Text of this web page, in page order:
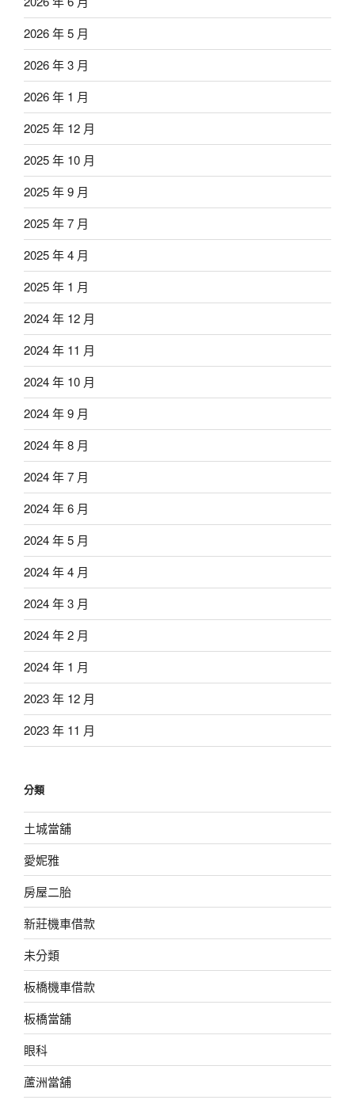
2026 年 5 月
2026 年 3 月
2026 年 1 月
2025 年 12 月
2025 年 10 月
2025 年 9 月
2025 年 7 月
2025 年 4 月
2025 年 1 月
2024 年 12 月
2024 年 11 月
2024 年 10 月
2024 年 9 月
2024 年 8 月
2024 年 7 月
2024 年 6 月
2024 年 5 月
2024 年 4 月
2024 年 3 月
2024 年 2 月
2024 年 1 月
2023 年 12 月
2023 年 11 月
分類
土城當舖
愛妮雅
房屋二胎
新莊機車借款
未分類
板橋機車借款
板橋當舖
眼科
蘆洲當舖